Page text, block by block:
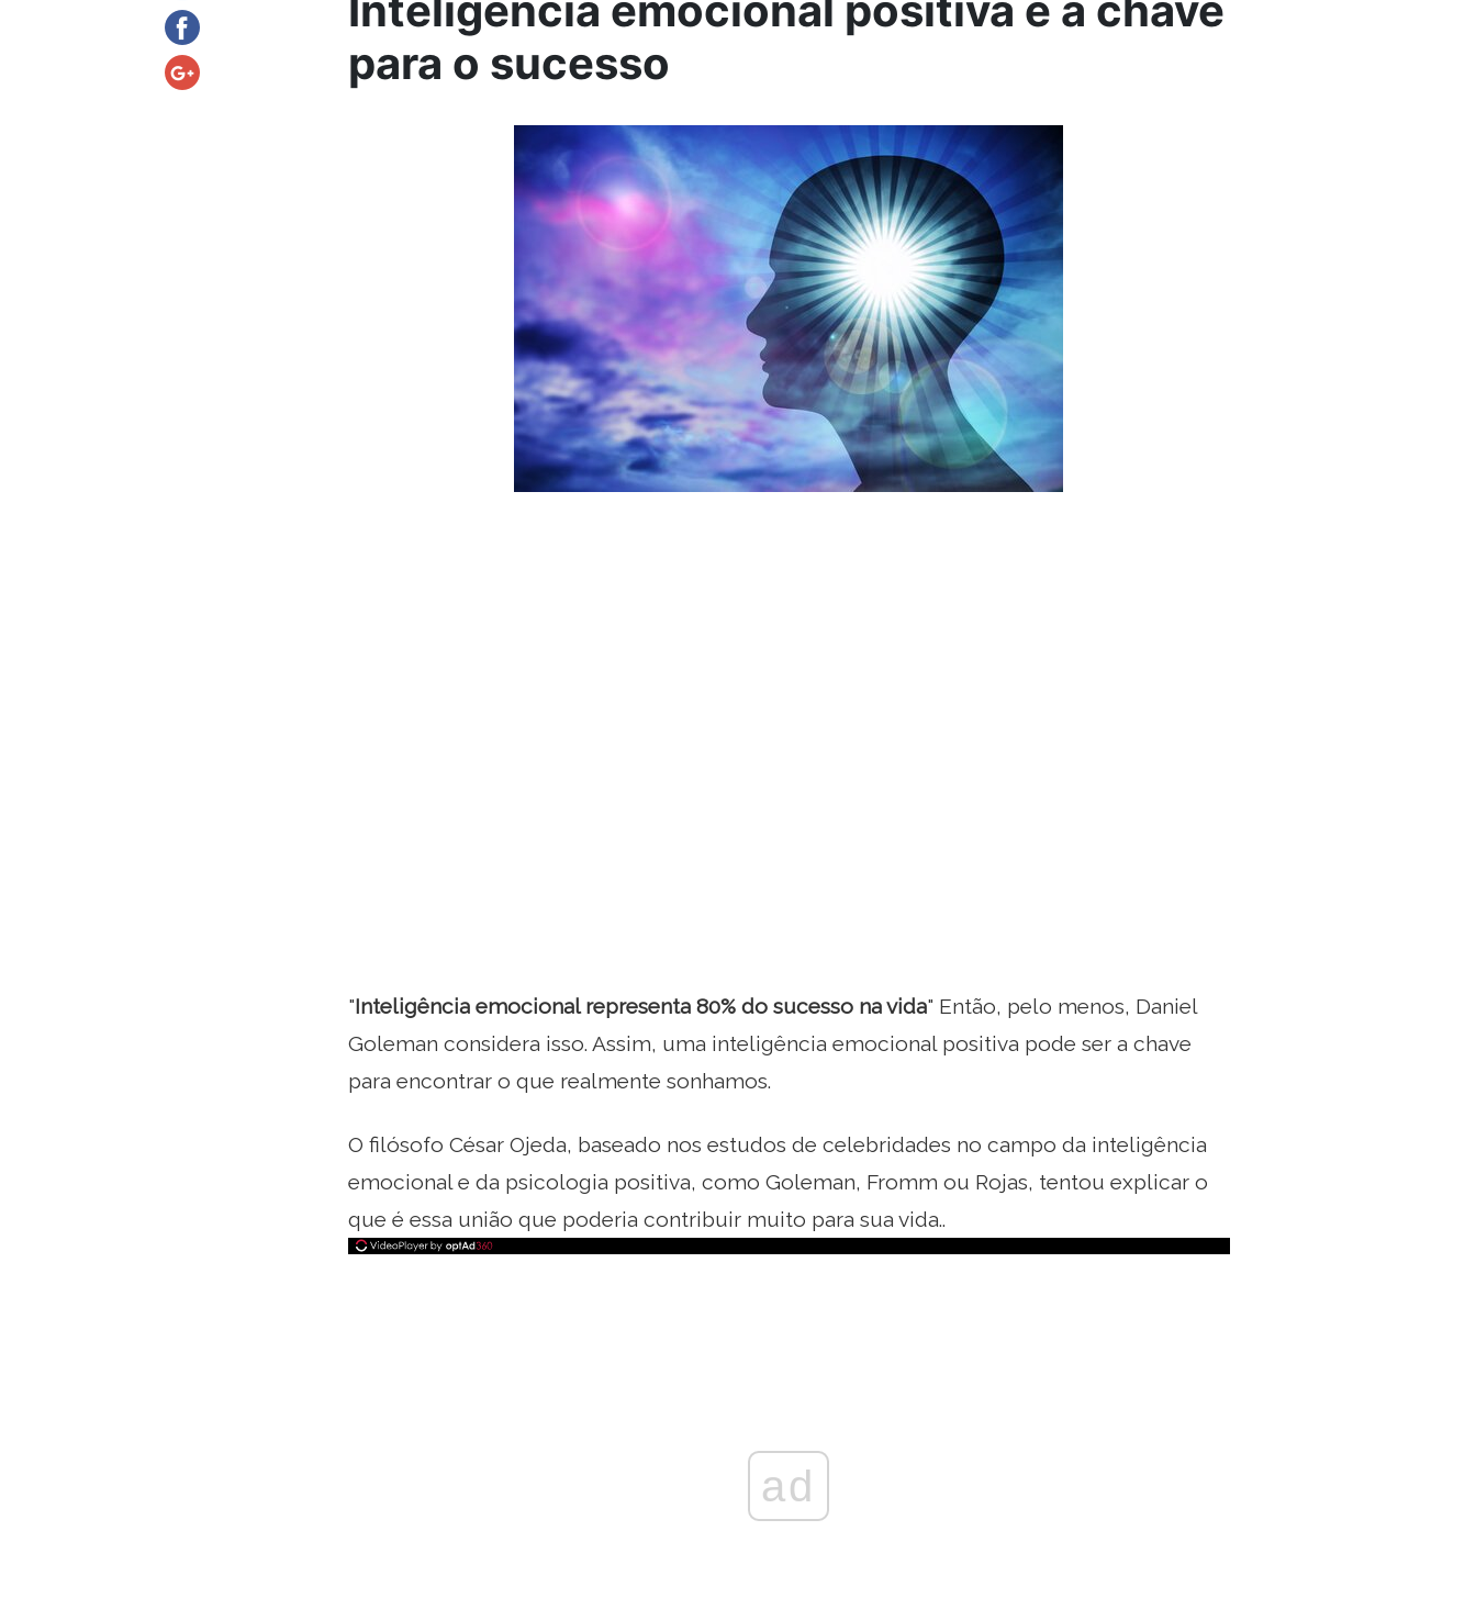
para o sucesso
"Inteligência emocional representa 80% do sucesso na vida" Então, pelo menos, Daniel
Goleman considera isso. Assim, uma inteligência emocional positiva pode ser a chave
para encontrar o que realmente sonhamos.
O filósofo César Ojeda, baseado nos estudos de celebridades no campo da inteligência
emocional e da psicologia positiva, como Goleman, Fromm ou Rojas, tentou explicar o
que é essa união que poderia contribuir muito para sua vida..
ad